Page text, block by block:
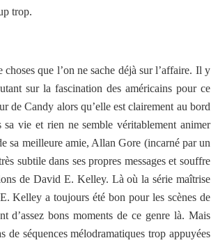
trop.
que l’on ne sache déjà sur l’affaire. Il y
sur la fascination des américains pour ce
de Candy alors qu’elle est clairement au bord
vie et rien ne semble véritablement animer
sa meilleure amie, Allan Gore (incarné par un
subtile dans ses propres messages et souffre
de David E. Kelley. Là où la série maîtrise
Kelley a toujours été bon pour les scènes de
d’assez bons moments de ce genre là. Mais
séquences mélodramatiques trop appuyées